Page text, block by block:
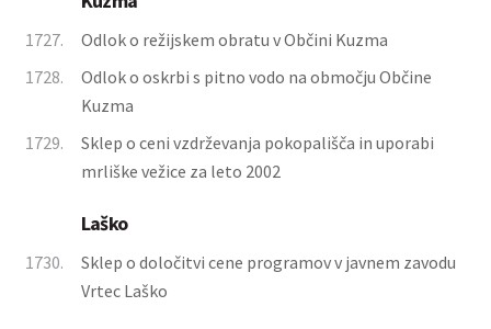
1727.
Odlok o režijskem obratu v Občini Kuzma
1728.
Odlok o oskrbi s pitno vodo na območju Občine
Kuzma
1729.
Sklep o ceni vzdrževanja pokopališča in uporabi
mrliške vežice za leto 2002
Laško
1730.
Sklep o določitvi cene programov v javnem zavodu
Vrtec Laško